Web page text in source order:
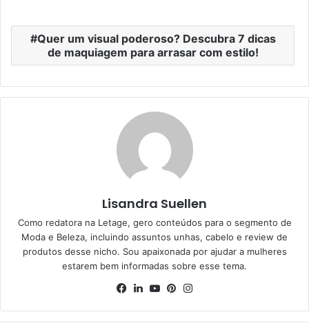
Quer um visual poderoso? Descubra 7 dicas
de maquiagem para arrasar com estilo!
Lisandra Suellen
Como redatora na Letage, gero conteúdos para o segmento de
Moda e Beleza, incluindo assuntos unhas, cabelo e review de
produtos desse nicho. Sou apaixonada por ajudar a mulheres
estarem bem informadas sobre esse tema.
Facebook
Linkedin
YouTubePinterest